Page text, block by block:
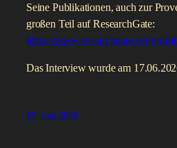
Seine Publikationen, auch zur
großen Teil auf ResearchGate:
https://www.researchgate.net/
Das Interview wurde am
19. Juni 2026